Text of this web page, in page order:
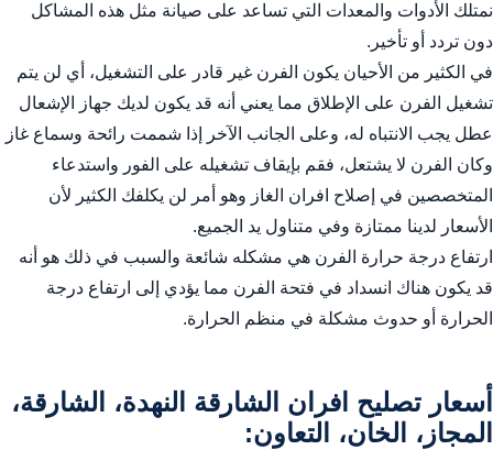
نمتلك الأدوات والمعدات التي تساعد على صيانة مثل هذه المشاكل
دون تردد أو تأخير.
في الكثير من الأحيان يكون الفرن غير قادر على التشغيل، أي لن يتم
تشغيل الفرن على الإطلاق مما يعني أنه قد يكون لديك جهاز الإشعال
عطل يجب الانتباه له، وعلى الجانب الآخر إذا شممت رائحة وسماع غاز
وكان الفرن لا يشتعل، فقم بإيقاف تشغيله على الفور واستدعاء
المتخصصين في إصلاح افران الغاز وهو أمر لن يكلفك الكثير لأن
الأسعار لدينا ممتازة وفي متناول يد الجميع.
ارتفاع درجة حرارة الفرن هي مشكله شائعة والسبب في ذلك هو أنه
قد يكون هناك انسداد في فتحة الفرن مما يؤدي إلى ارتفاع درجة
الحرارة أو حدوث مشكلة في منظم الحرارة.
أسعار تصليح افران الشارقة النهدة، الشارقة،
المجاز، الخان، التعاون: